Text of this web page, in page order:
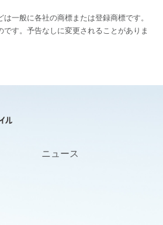
一般に各社の商標または登録商標です。
す。予告なしに変更されることがありま
ニュース